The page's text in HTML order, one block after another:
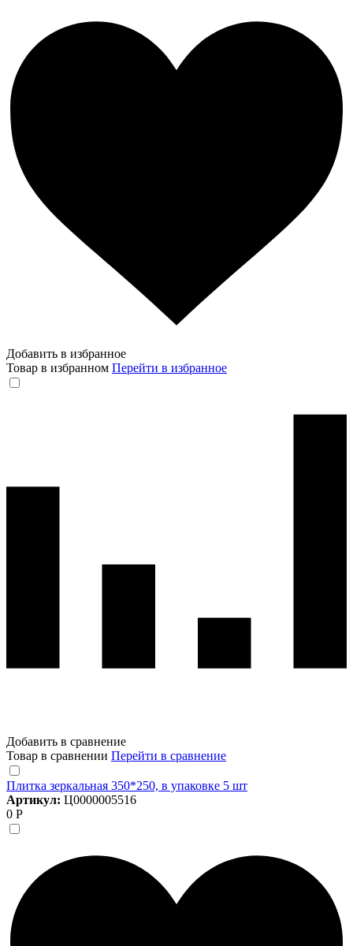
Добавить в избранное
Товар в избранном Перейти в избранное
Добавить в сравнение
Товар в сравнении Перейти в сравнение
Плитка зеркальная 350*250, в упаковке 5 шт
Артикул: Ц0000005516
0 Р